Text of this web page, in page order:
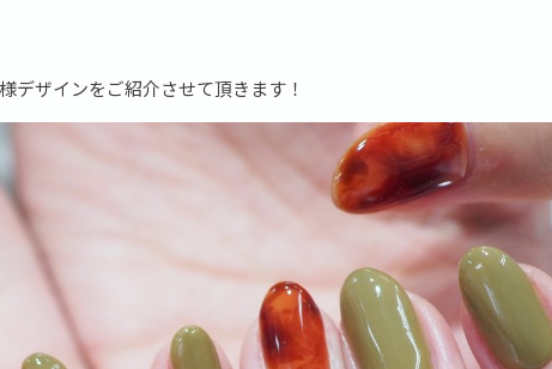
デザインをご紹介させて頂きます！